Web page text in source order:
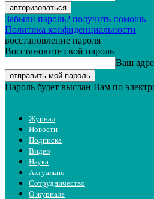
Забыли пароль? получить помощь
Политика конфиденциальности
восстановление пароля
Восстановите свой пароль
Ваш
Пароль будет выслан Вам по
Журнал
Новости
Подписка
Видео
Наука
Актуально
Сотрудничество
О журнале